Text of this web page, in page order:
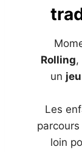
Rolling,
un
Les
loin